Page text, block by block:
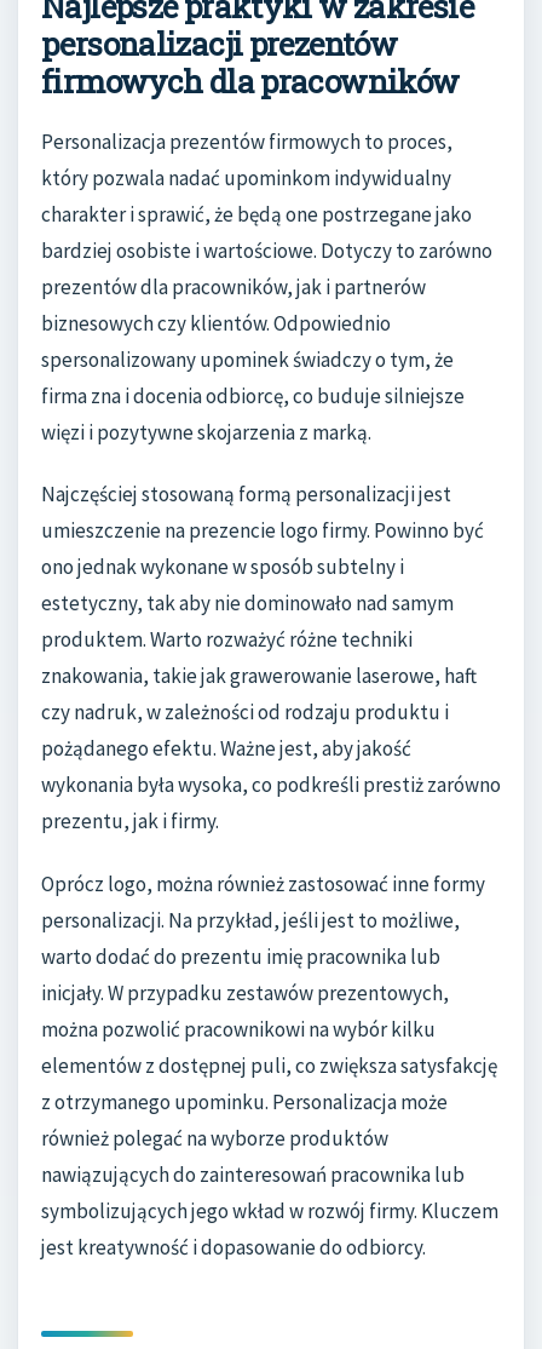
personalizacji prezentów
firmowych dla pracowników
Personalizacja prezentów firmowych to proces,
który pozwala nadać upominkom indywidualny
charakter i sprawić, że będą one postrzegane jako
bardziej osobiste i wartościowe. Dotyczy to zarówno
prezentów dla pracowników, jak i partnerów
biznesowych czy klientów. Odpowiednio
spersonalizowany upominek świadczy o tym, że
firma zna i docenia odbiorcę, co buduje silniejsze
więzi i pozytywne skojarzenia z marką.
Najczęściej stosowaną formą personalizacji jest
umieszczenie na prezencie logo firmy. Powinno być
ono jednak wykonane w sposób subtelny i
estetyczny, tak aby nie dominowało nad samym
produktem. Warto rozważyć różne techniki
znakowania, takie jak grawerowanie laserowe, haft
czy nadruk, w zależności od rodzaju produktu i
pożądanego efektu. Ważne jest, aby jakość
wykonania była wysoka, co podkreśli prestiż zarówno
prezentu, jak i firmy.
Oprócz logo, można również zastosować inne formy
personalizacji. Na przykład, jeśli jest to możliwe,
warto dodać do prezentu imię pracownika lub
inicjały. W przypadku zestawów prezentowych,
można pozwolić pracownikowi na wybór kilku
elementów z dostępnej puli, co zwiększa satysfakcję
z otrzymanego upominku. Personalizacja może
również polegać na wyborze produktów
nawiązujących do zainteresowań pracownika lub
symbolizujących jego wkład w rozwój firmy. Kluczem
jest kreatywność i dopasowanie do odbiorcy.